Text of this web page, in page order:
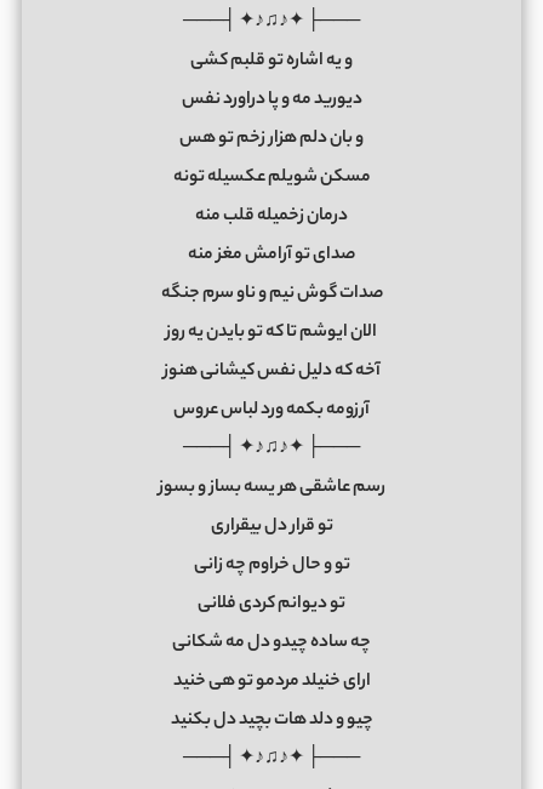
───├ ✦♪♫♪✦ ┤───
و یه اشاره تو قلبم کشی
دیورید مه و پا دراورد نفس
و بان دلم هزار زخم تو هس
مسکن شویلم عکسیله تونه
درمان زخمیله قلب منه
صدای تو آرامش مغز منه
صدات گوش نیم و ناو سرم جنگه
الان ایوشم تا که تو بایدن یه روز
آخه که دلیل نفس کیشانی هنوز
آرزومه بکمه ورد لباس عروس
───├ ✦♪♫♪✦ ┤───
رسم عاشقی هر یسه بساز و بسوز
تو قرار دل بیقراری
تو و حال خراوم چه زانی
تو دیوانم کردی فلانی
چه ساده چیدو دل مه شکانی
ارای خنیلد مردمو تو هی خنید
چیو و دلد هات بچید دل بکنید
───├ ✦♪♫♪✦ ┤───